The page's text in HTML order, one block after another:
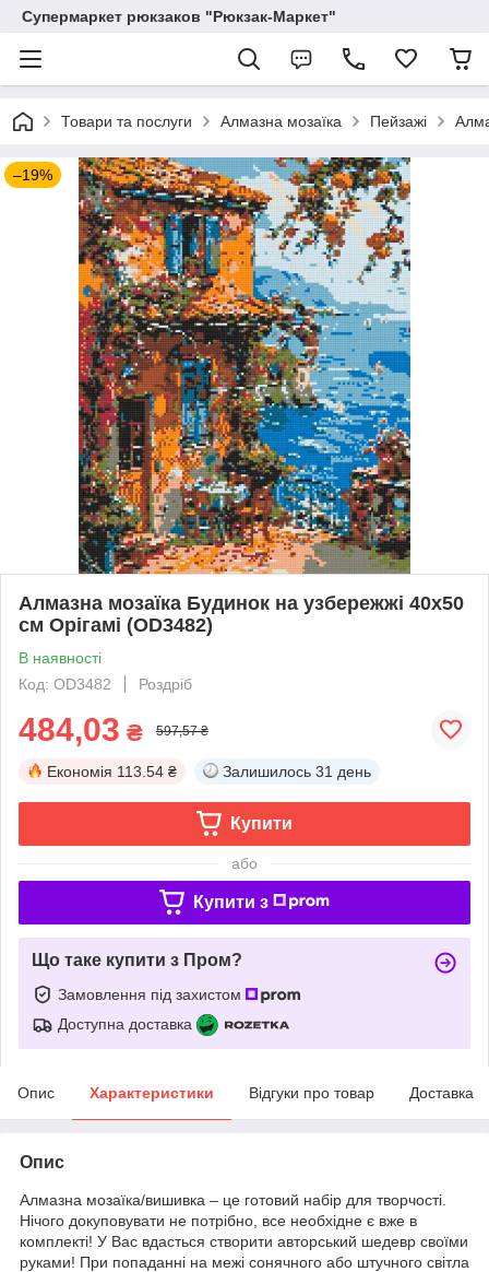
Супермаркет рюкзаков "Рюкзак-Маркет"
Товари та послуги Алмазна мозаїка Пейзажі
–19%
Алмазна мозаїка Будинок на узбережжі 40х50
см Орігамі (OD3482)
В наявності
Код: OD3482
Роздріб
484,03 ₴ 597,57 ₴
Економія 113.54 ₴ Залишилось 31 день
Купити
або
Купити з
Що таке купити з Пром?
Замовлення під захистом
Доступна доставка
Опис Характеристики Відгуки про товар Доставка
Опис
Алмазна мозаїка/вишивка – це готовий набір для творчості.
Нічого докуповувати не потрібно, все необхідне є вже в
комплекті! У Вас вдасться створити авторський шедевр своїми
руками! При попаданні на межі сонячного або штучного світла